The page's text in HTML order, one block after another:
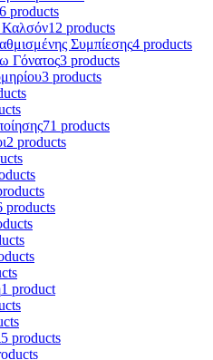
products
Καλσόν12 products
Συμπίεσης4 products
Γόνατος3 products
3 products
71 products
2 products
products
1 product
5 products